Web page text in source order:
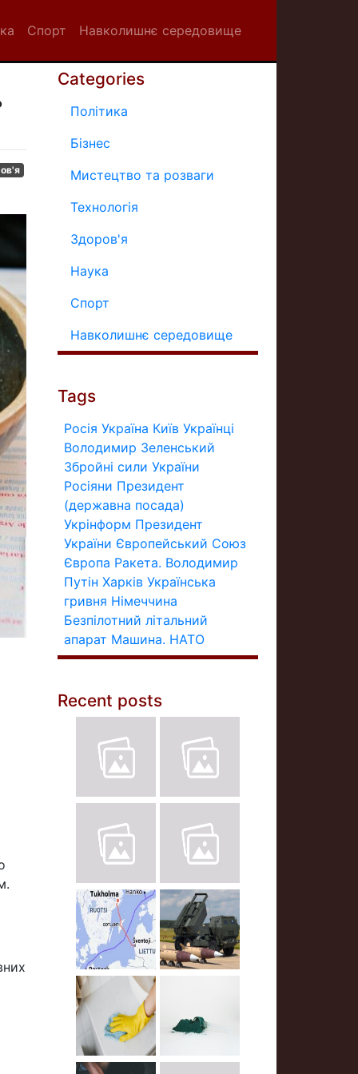
Спорт Навколишнє середовище
Categories
Політика
Бізнес
Мистецтво та розваги
Технологія
Здоров'я
Наука
Спорт
Навколишнє середовище
Tags
Росія Україна Київ Українці
Володимир Зеленський
Збройні сили України
Росіяни Президент
(державна посада)
Укрінформ Президент
України Європейський Союз
Європа Ракета. Володимир
Путін Харків Українська
гривня Німеччина
Безпілотний літальний
апарат Машина. НАТО
Recent posts